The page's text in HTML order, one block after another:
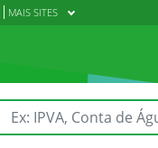
MAIS SITES